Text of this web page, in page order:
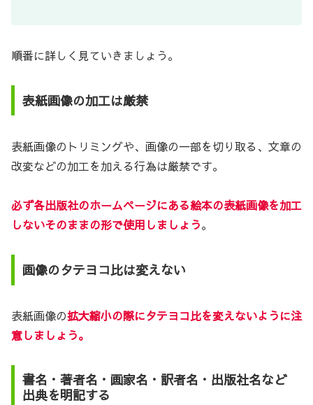
順番に詳しく見ていきましょう。
表紙画像の加工は厳禁
表紙画像のトリミングや、画像の一部を切り取る、文章の
改変などの加工を加える行為は厳禁です。
必ず各出版社のホームページにある絵本の表紙画像を加工
しないそのままの形で使用しましょう。
画像のタテヨコ比は変えない
表紙画像の拡大縮小の際にタテヨコ比を変えないように注
意しましょう。
書名・著者名・画家名・訳者名・出版社名など
出典を明記する